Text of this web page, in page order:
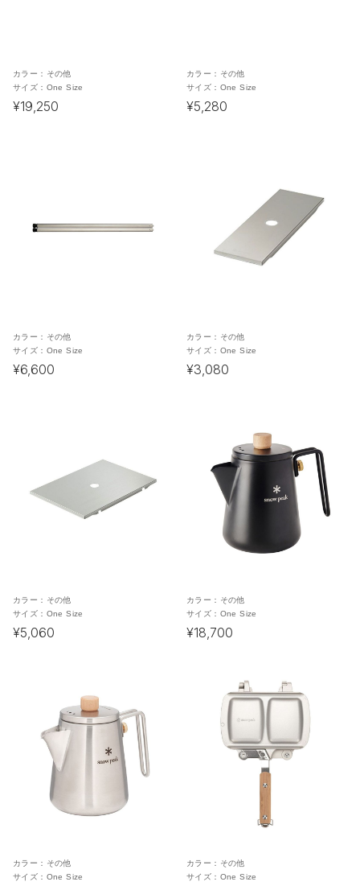
カラー： その他
サイズ： One Size
¥19,250
カラー： その他
サイズ： One Size
¥5,280
カラー： その他
サイズ： One Size
¥6,600
カラー： その他
サイズ： One Size
¥3,080
カラー： その他
サイズ： One Size
¥5,060
カラー： その他
サイズ： One Size
¥18,700
カラー： その他
サイズ： One Size
カラー： その他
サイズ： One Size